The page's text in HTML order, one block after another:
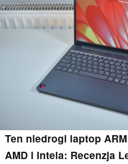
Ten niedrogi laptop
AMD i Intela: Recenzja